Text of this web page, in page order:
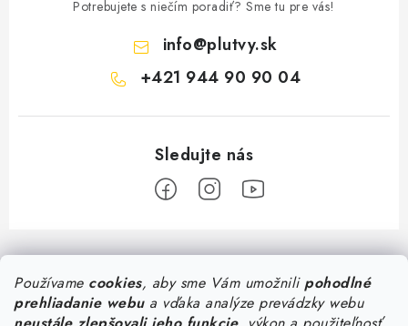
Používame cookies, aby sme Vám umožnilipohodlné
prehliadanie webua vďaka analýze prevádzky webu
Potrebujete s niečím poradiť? Sme tu pre vás!
info@plutvy.sk
+421 944 90 90 04
Z
á
Predajňa Plutvy.sk
Pon - Pia 8:30 - 17:00